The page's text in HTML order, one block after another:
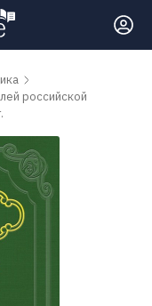
российской